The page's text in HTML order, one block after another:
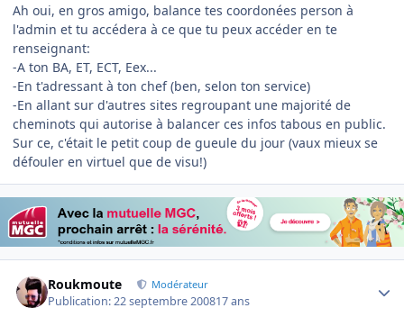
Ah oui, en gros amigo, balance tes coordonées person à
l'admin et tu accédera à ce que tu peux accéder en te
renseignant:
-A ton BA, ET, ECT, Eex...
-En t'adressant à ton chef (ben, selon ton service)
-En allant sur d'autres sites regroupant une majorité de
cheminots qui autorise à balancer ces infos tabous en public.
Sur ce, c'était le petit coup de gueule du jour (vaux mieux se
défouler en virtuel que de visu!)
Roukmoute Modérateur
Publication:22 septembre 200817 ans